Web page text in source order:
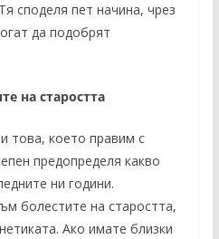
споделя пет начина, чрез
да подобрят
на старостта
това, което правим с
предопределя какво
ни години.
болестите на старостта,
Ако имате близки